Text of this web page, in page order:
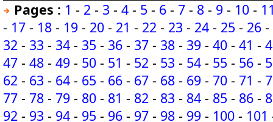
Pages : 1 - 2 - 3 - 4 - 5 - 6 - 7 - 8 - 9 - 10 -
- 17 - 18 - 19 - 20 - 21 - 22 - 23 - 24 - 25 - 26 -
32 - 33 - 34 - 35 - 36 - 37 - 38 - 39 - 40 - 41 -
47 - 48 - 49 - 50 - 51 - 52 - 53 - 54 - 55 - 56 -
62 - 63 - 64 - 65 - 66 - 67 - 68 - 69 - 70 - 71 -
77 - 78 - 79 - 80 - 81 - 82 - 83 - 84 - 85 - 86 -
92 - 93 - 94 - 95 - 96 - 97 - 98 - 99 - 100 - 101